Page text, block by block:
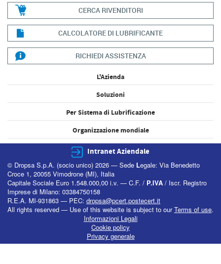
CERCA RIVENDITORI
CALCOLATORE DI LUBRIFICANTE
RICHIEDI ASSISTENZA
L'Azienda
Soluzioni
Per Sistema di Lubrificazione
Organizzazione mondiale
Intranet Aziendale
© Dropsa S.p.A. (socio unico) 2026 — Sede Legale: Via Benedetto
Croce 1, 20055 Vimodrone (MI), Italia
Capitale Sociale Euro 1.548.000,00 i.v. — C.F. / P.IVA / Iscr. Registro
Imprese di Milano: 03384750158
R.E.A. MI-931863 — PEC: dropsa@pcert.postecert.it
All rights reserved — Use of this website is subject to ourTerms of use.
Informazioni Legali
Cookie policy
Privacy generale